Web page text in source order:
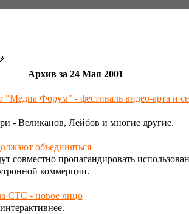
Архив за 24 Мая 2001
Форум" - фестиваль видео-арта и
- Великанов, Лейбов и многие другие.
объединяться
совместно пропагандировать
коммерции.
СТС - новое лицо